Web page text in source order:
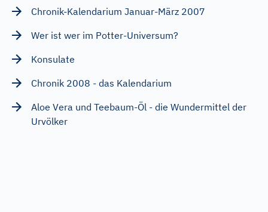
Chronik-Kalendarium Januar-März 2007
Wer ist wer im Potter-Universum?
Konsulate
Chronik 2008 - das Kalendarium
Aloe Vera und Teebaum-Öl - die Wundermittel der
Urvölker